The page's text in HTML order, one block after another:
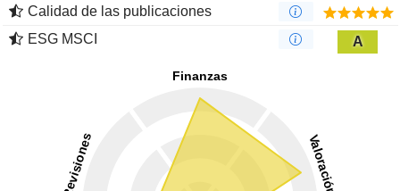
Calidad de las publicaciones
ESG MSCI
A